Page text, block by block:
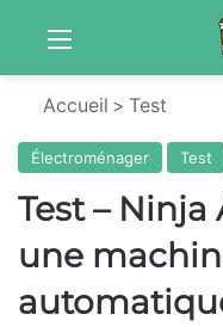
Menu
Accueil > Test
Électroménager Test
Test – Ninja
une